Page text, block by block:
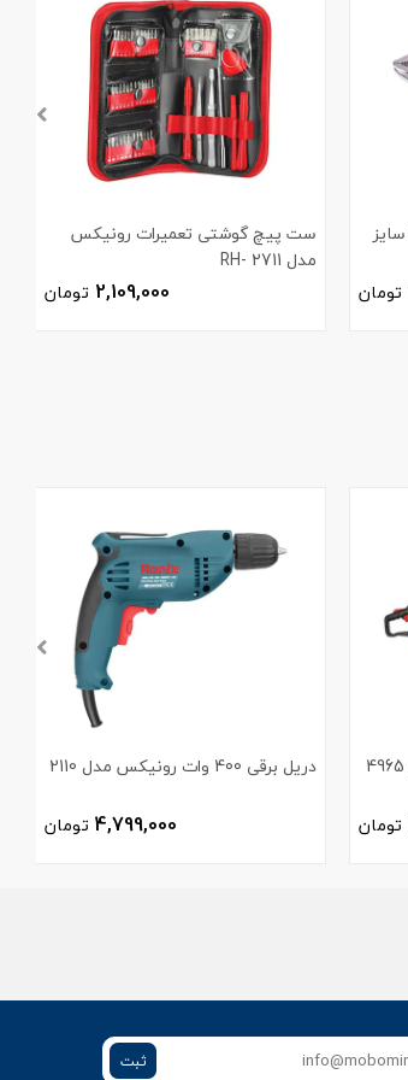
انبر قفلی رونیکس مدل RH-1416 سایز
تومان
ست پیچ گوشتی تعمیرات رونیکس
مدل 2711 -RH
2,109,000 تومان
تومان
دریل برقی 400 وات رونیکس مدل 2110
4,799,000 تومان
ثبت